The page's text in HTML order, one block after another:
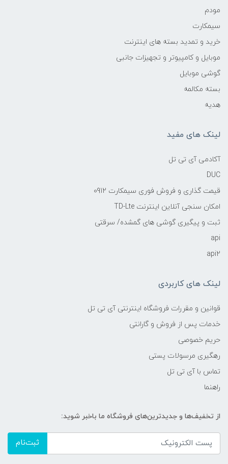
مودم
سیمکارت
خرید و تمدید بسته های اینترنت
موبایل و کامپیوتر و تجهیزات جانبی
گوشی موبایل
بسته مکالمه
هدیه
لینک های مفید
آکادمی آی تی تل
DUC
قیمت گذاری و فروش فوری سیمکارت 0912
امکان سنجی آنلاین اینترنت TD-Lte
ثبت و پیگیری گوشی های گمشده/ سرقتی
api
api2
لینک های کاربردی
قوانین و مقررات فروشگاه اینترنتی آی تی تل
خدمات پس از فروش و گارانتی
حریم خصوصی
رهگیری مرسولات پستی
تماس با آی تی تل
راهنما
از تخفیف‌ها و جدیدترین‌های فروشگاه ما باخبر شوید:
ثبت‌نام